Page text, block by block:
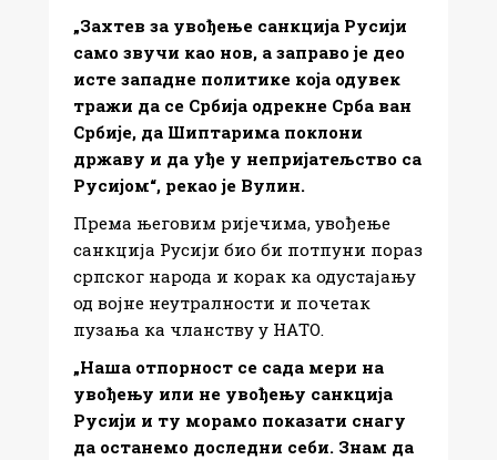
„Захтев за увођење санкција Русији
само звучи као нов, а заправо је део
исте западне политике која одувек
тражи да се Србија одрекне Срба ван
Србије, да Шиптарима поклони
државу и да уђе у непријатељство са
Русијом“, рекао је Вулин.
Према његовим ријечима, увођење
санкција Русији био би потпуни пораз
српског народа и корак ка одустајању
од војне неутралности и почетак
пузања ка чланству у НАTО.
„Наша отпорност се сада мери на
увођењу или не увођењу санкција
Русији и ту морамо показати снагу
да останемо доследни себи. Знам да